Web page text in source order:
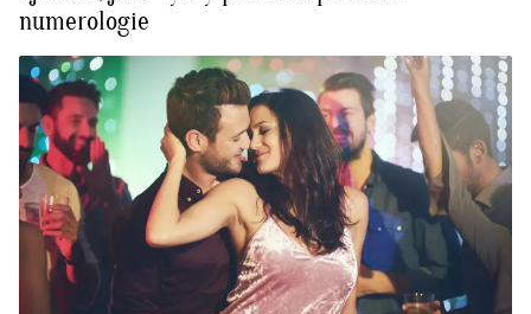
numerologie